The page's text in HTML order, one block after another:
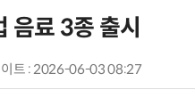
음료 3종 출시
이트 : 2026-06-03 08:27